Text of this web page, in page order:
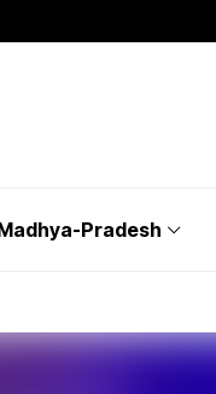
Pradesh